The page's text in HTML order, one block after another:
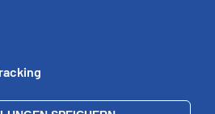
Uhr, 13:00 - 18:00 Uhr